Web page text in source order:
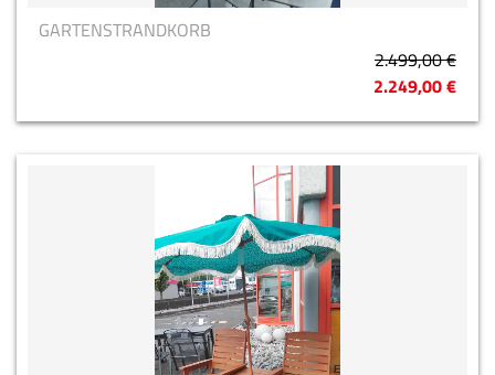
GARTENSTRANDKORB
2.499,00 €
2.249,00 €